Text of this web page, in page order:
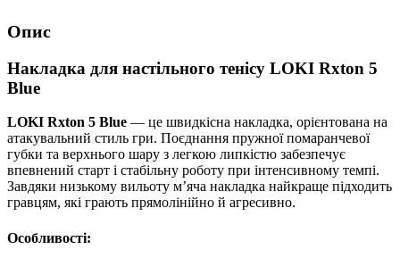
Опис
Накладка для настільного тенісу LOKI Rxton 5
Blue
LOKI Rxton 5 Blue — це швидкісна накладка, орієнтована на
атакувальний стиль гри. Поєднання пружної помаранчевої
губки та верхнього шару з легкою липкістю забезпечує
впевнений старт і стабільну роботу при інтенсивному темпі.
Завдяки низькому вильоту м’яча накладка найкраще підходить
гравцям, які грають прямолінійно й агресивно.
Особливості: